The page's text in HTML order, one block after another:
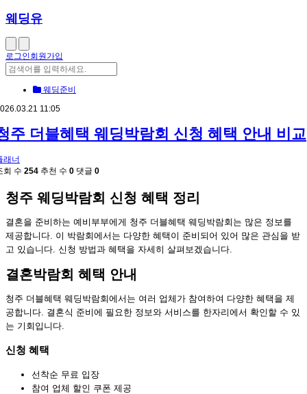
웨딩유
로그인회원가입
웨딩준비
11:05
주 더블혜택 웨딩박람회 신청 혜택 안내 비교
래너
회 수 254 추천 수 0 댓글 0
청주 웨딩박람회 신청 혜택 정리
결혼을 준비하는 예비부부에게 청주 더블혜택 웨딩박람회는 많은 정보를
제공합니다. 이 박람회에서는 다양한 혜택이 준비되어 있어 많은 관심을 받
고 있습니다. 신청 방법과 혜택을 자세히 살펴보겠습니다.
결혼박람회 혜택 안내
청주 더블혜택 웨딩박람회에서는 여러 업체가 참여하여 다양한 혜택을 제
공합니다. 결혼식 준비에 필요한 정보와 서비스를 한자리에서 확인할 수 있
는 기회입니다.
신청 혜택
선착순 무료 입장
참여 업체 할인 쿠폰 제공